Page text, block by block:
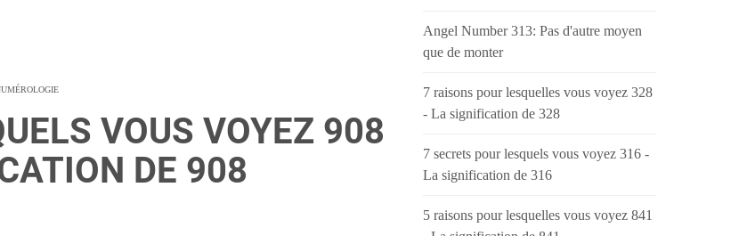
VOUS VOYEZ 908
DE 908
Angel Number 313: Pas d'autre moyen
que de monter
7 raisons pour lesquelles vous voyez 328
- La signification de 328
7 secrets pour lesquels vous voyez 316 -
La signification de 316
5 raisons pour lesquelles vous voyez 841